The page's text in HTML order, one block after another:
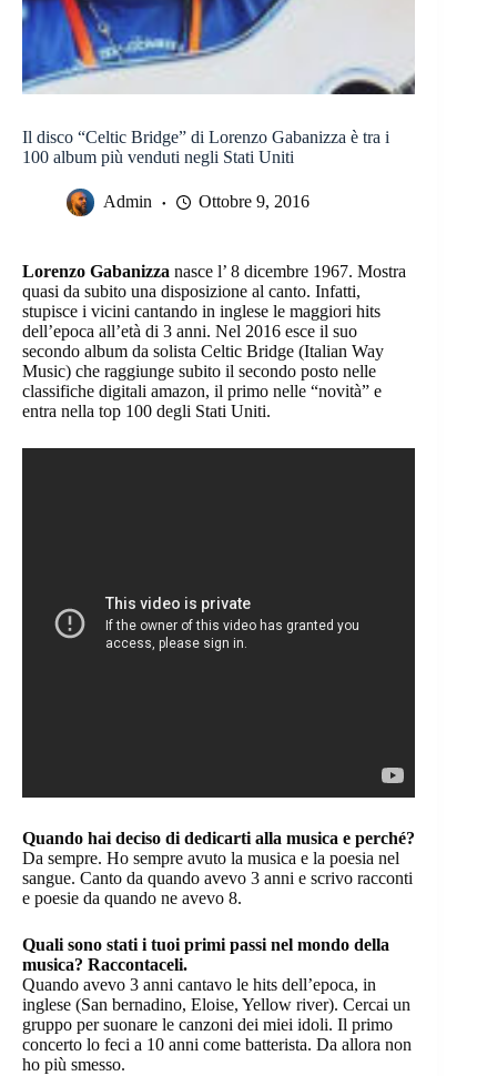
Il disco “Celtic Bridge” di Lorenzo Gabanizza è tra i
100 album più venduti negli Stati Uniti
Admin Ottobre 9, 2016
Lorenzo Gabanizza nasce l’ 8 dicembre 1967. Mostra
quasi da subito una disposizione al canto. Infatti,
stupisce i vicini cantando in inglese le maggiori hits
dell’epoca all’età di 3 anni. Nel 2016 esce il suo
secondo album da solista Celtic Bridge (Italian Way
Music) che raggiunge subito il secondo posto nelle
classifiche digitali amazon, il primo nelle “novità” e
entra nella top 100 degli Stati Uniti.
Quando hai deciso di dedicarti alla musica e perché?
Da sempre. Ho sempre avuto la musica e la poesia nel
sangue. Canto da quando avevo 3 anni e scrivo racconti
e poesie da quando ne avevo 8.
Quali sono stati i tuoi primi passi nel mondo della
musica? Raccontaceli.
Quando avevo 3 anni cantavo le hits dell’epoca, in
inglese (San bernadino, Eloise, Yellow river). Cercai un
gruppo per suonare le canzoni dei miei idoli. Il primo
concerto lo feci a 10 anni come batterista. Da allora non
ho più smesso.